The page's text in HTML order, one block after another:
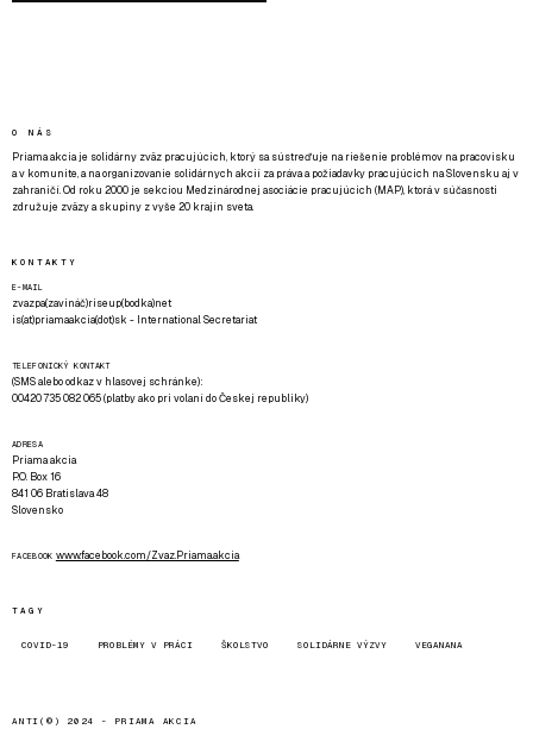
O NÁS
Priama akcia je solidárny zväz pracujúcich, ktorý sa sústreďuje na riešenie problémov na pracovisku
a v komunite, a na organizovanie solidárnych akcií za práva a požiadavky pracujúcich na Slovensku aj v
zahraničí. Od roku 2000 je sekciou Medzinárodnej asociácie pracujúcich (MAP), ktorá v súčasnosti
združuje zväzy a skupiny z vyše 20 krajín sveta.
KONTAKTY
E-MAIL
zvazpa(zavináč)riseup(bodka)net
is(at)priamaakcia(dot)sk - International Secretariat
TELEFONICKÝ KONTAKT
(SMS alebo odkaz v hlasovej schránke):
00420 735 082 065 (platby ako pri volaní do Českej republiky)
ADRESA
Priama akcia
P.O. Box 16
841 06 Bratislava 48
Slovensko
FACEBOOK www.facebook.com/Zvaz.Priama.akcia
TAGY
COVID-19 PROBLÉMY V PRÁCI ŠKOLSTVO SOLIDÁRNE VÝZVY VEGANANA
ANTI(©) 2024 - PRIAMA AKCIA